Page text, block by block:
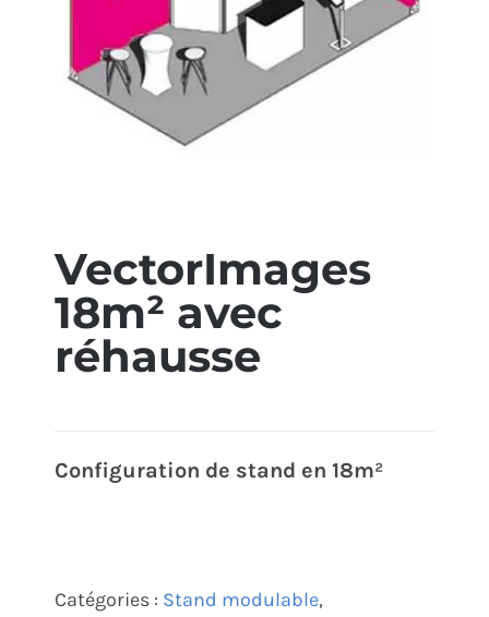
ÉCO-RESPONSABLE
CONTACT
VectorImages
18m² avec
réhausse
Configuration de stand en 18m²
Catégories : Stand modulable,